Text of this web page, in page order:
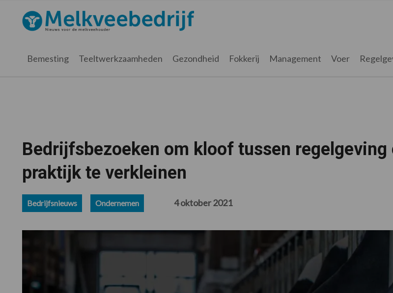
hoofdnavigatie
hoofd
eerste
voettekst
Melkveebedrijf.nl
Bemesting Teeltwerkzaamheden Gezondheid Fokkerij Management Voer
Bedrijfsbezoeken om kloof tussen regelgeving
praktijk te verkleinen
Bedrijfsnieuws Ondernemen 4 oktober 2021